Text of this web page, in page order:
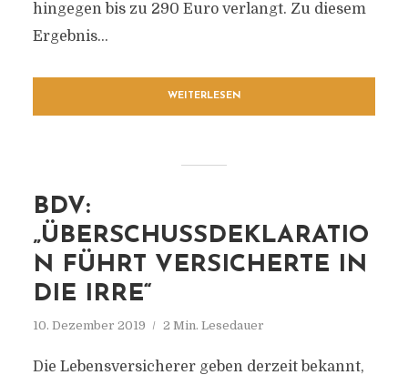
hingegen bis zu 290 Euro verlangt. Zu diesem
Ergebnis...
WEITERLESEN
BDV:
„ÜBERSCHUSSDEKLARATIO
N FÜHRT VERSICHERTE IN
DIE IRRE“
10. Dezember 2019 2 Min. Lesedauer
Die Lebensversicherer geben derzeit bekannt,